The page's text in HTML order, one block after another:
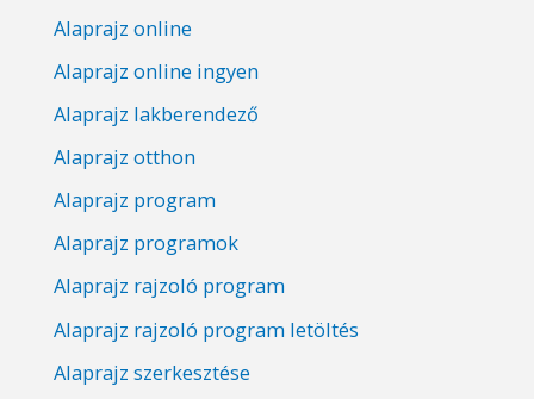
Alaprajz online
Alaprajz online ingyen
Alaprajz lakberendező
Alaprajz otthon
Alaprajz program
Alaprajz programok
Alaprajz rajzoló program
Alaprajz rajzoló program letöltés
Alaprajz szerkesztése